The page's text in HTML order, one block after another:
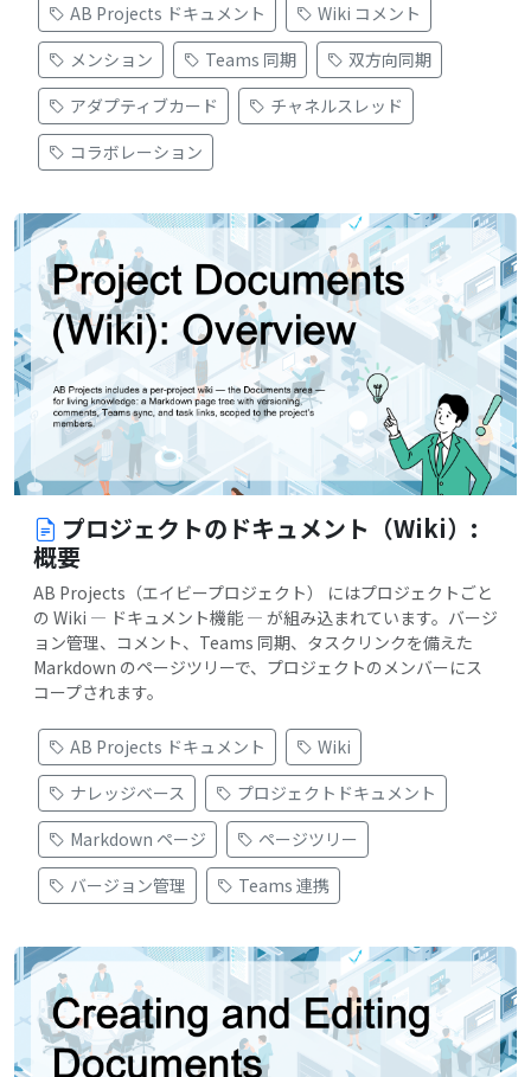
AB Projects ドキュメント
Wiki コメント
メンション
Teams 同期
双方向同期
アダプティブカード
チャネルスレッド
コラボレーション
プロジェクトのドキュメント（Wiki）:
概要
AB Projects（エイビープロジェクト） にはプロジェクトごと
の Wiki — ドキュメント機能 — が組み込まれています。バージ
ョン管理、コメント、Teams 同期、タスクリンクを備えた
Markdown のページツリーで、プロジェクトのメンバーにス
コープされます。
AB Projects ドキュメント
Wiki
ナレッジベース
プロジェクトドキュメント
Markdown ページ
ページツリー
バージョン管理
Teams 連携